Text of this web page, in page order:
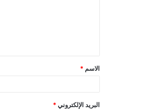
الاسم *
البريد الإلكتروني *